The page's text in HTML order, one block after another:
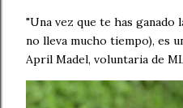
"Una vez que te has ganado
no lleva mucho tiempo), es
April Madel, voluntaria de